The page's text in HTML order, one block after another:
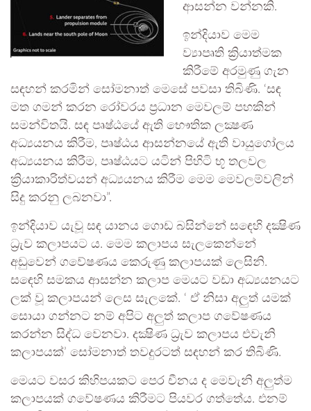
ආසන්න වන්නකි.
ඉන්දියාව මෙම
ව්‍යාපෘති ක්‍රියාත්මක
කිරීමේ අරමුණු ගැන
සඳහන් කරමින් සෝමනාත් මෙසේ පවසා තිබිණි. ‘සඳ
මත ගමන් කරන රෝවරය ප්‍රධාන මෙවලම් පහකින්
සමන්විතයි. සඳ පෘෂ්ඨයේ ඇති භෞතික ලක්‍ෂණ
අධ්‍යයනය කිරීම, පෘෂ්ඨය ආසන්නයේ ඇති වායුගෝලය
අධ්‍යයනය කිරීම, පෘෂ්ඨයට යටින් පිහිටි භූ තලවල
ක්‍රියාකාරිත්වයන් අධ්‍යයනය කිරීම මෙම මෙවලම්වලින්
සිදු කරනු ලබනවා”.
ඉන්දියාව යැවූ සඳ යානය ගොඩ බසින්නේ සඳෙහි දක්‍ෂිණ
ධ්‍රැව කලාපයට ය. මෙම කලාපය සැලකෙන්නේ
අඩුවෙන් ගවේෂණය කෙරුණු කලාපයක් ලෙසිනි.
සඳෙහි සමකය ආසන්න කලාප මෙයට වඩා අධ්‍යයනයට
ලක් වූ කලාපයන් ලෙස සැලකේ. ‘ ඒ නිසා අලුත් යමක්
සොයා ගන්නට නම් අපිට අලුත් කලාප ගවේෂණය
කරන්න සිද්ධ වෙනවා. දක්‍ෂිණ ධ්‍රැව කලාපය එවැනි
කලාපයක්’ සෝමනාත් තවදුරටත් සඳහන් කර තිබිණි.
මෙයට වසර කිහිපයකට පෙර චීනය ද මෙවැනි අලුත්ම
කලාපයක් ගවේෂණය කිරීමට පියවර ගත්තේය. එනම්